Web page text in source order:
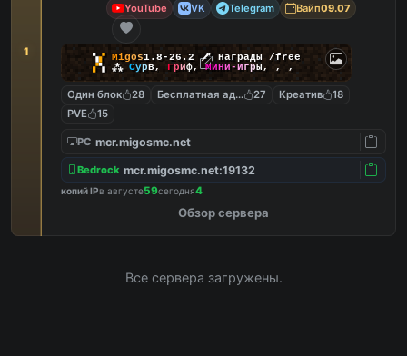
1
YouTube
VK Telegram Вайп09.07
▚▞ Migos1.8-26.2🗡 Награды /free
▞▚ ⁂ Сурв, Гриф,Мини-Игры, , ,
Один блок 28 Бесплатная админка
27 Креатив
18
PVE
15
PC mcr.migosmc.net
Bedrock mcr.migosmc.net:19132
копий IPв августе59сегодня4
Обзор сервера
Все сервера загружены.